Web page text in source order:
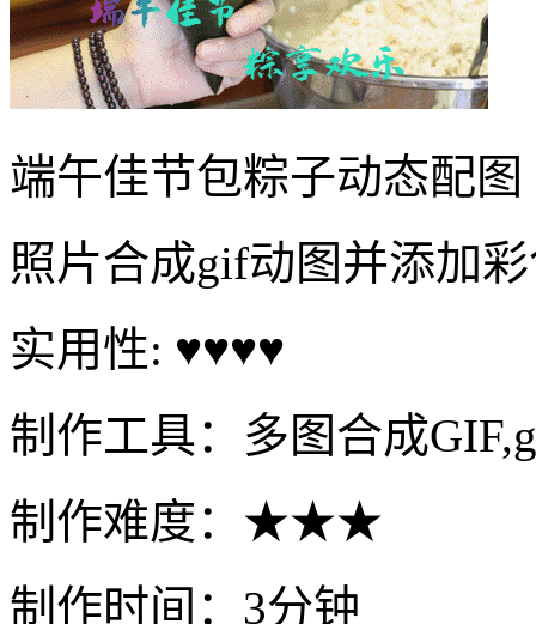
端午佳节包粽子动态配图
照片合成gif动图并添加
实用性: ♥♥♥♥
制作工具：多图合成
制作难度：★★★
制作时间：3分钟